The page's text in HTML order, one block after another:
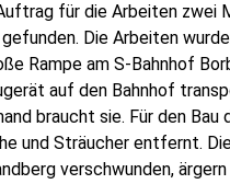
für die Arbeiten zwei
Die Arbeiten
Rampe am S-Bahnhof
auf den Bahnhof
braucht sie. Für den Bau
und Sträucher entfernt.
verschwunden,